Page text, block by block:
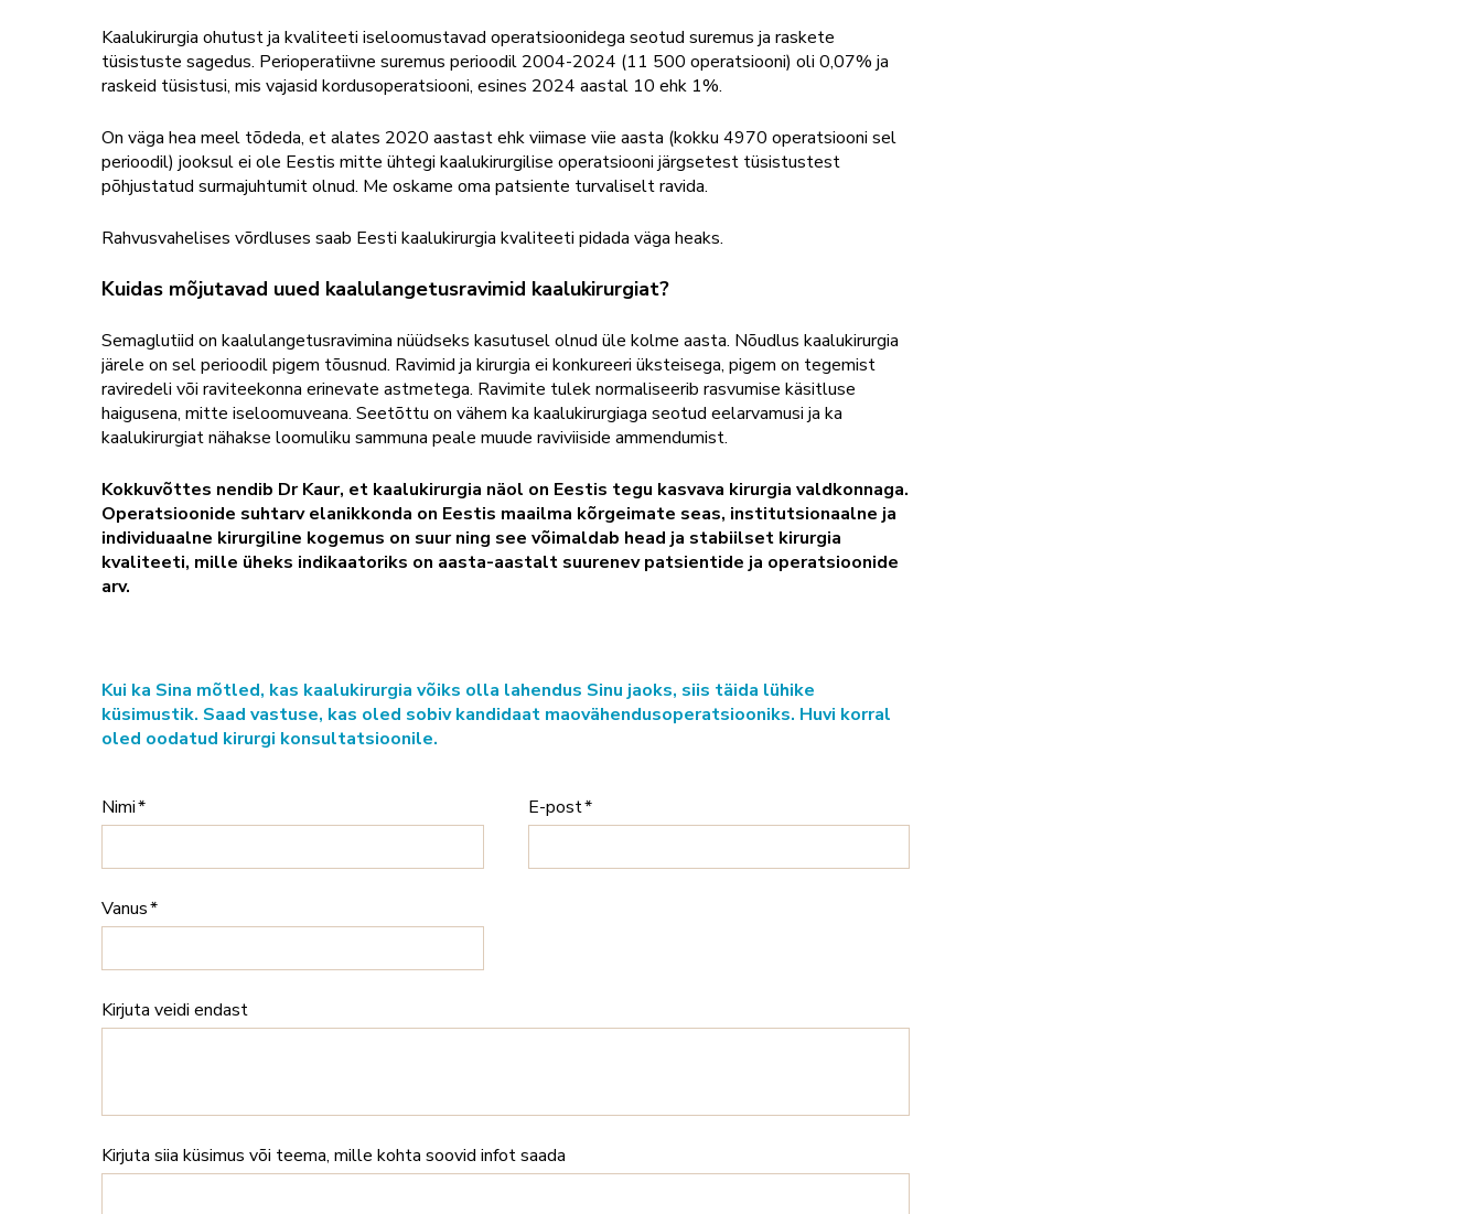
Kaalukirurgia ohutust ja kvaliteeti iseloomustavad operatsioonidega seotud suremus ja raskete
tüsistuste sagedus. Perioperatiivne suremus perioodil 2004-2024 (11 500 operatsiooni) oli 0,07% ja
raskeid tüsistusi, mis vajasid kordusoperatsiooni, esines 2024 aastal 10 ehk 1%.
On väga hea meel tõdeda, et alates 2020 aastast ehk viimase viie aasta (kokku 4970 operatsiooni sel
perioodil) jooksul ei ole Eestis mitte ühtegi kaalukirurgilise operatsiooni järgsetest tüsistustest
põhjustatud surmajuhtumit olnud. Me oskame oma patsiente turvaliselt ravida.
Rahvusvahelises võrdluses saab Eesti kaalukirurgia kvaliteeti pidada väga heaks.
Kuidas mõjutavad uued kaalulangetusravimid kaalukirurgiat?
Semaglutiid on kaalulangetusravimina nüüdseks kasutusel olnud üle kolme aasta. Nõudlus kaalukirurgia
järele on sel perioodil pigem tõusnud. Ravimid ja kirurgia ei konkureeri üksteisega, pigem on tegemist
raviredeli või raviteekonna erinevate astmetega. Ravimite tulek normaliseerib rasvumise käsitluse
haigusena, mitte iseloomuveana. Seetõttu on vähem ka kaalukirurgiaga seotud eelarvamusi ja ka
kaalukirurgiat nähakse loomuliku sammuna peale muude raviviiside ammendumist.
Kokkuvõttes nendib Dr Kaur, et kaalukirurgia näol on Eestis tegu kasvava kirurgia valdkonnaga.
Operatsioonide suhtarv elanikkonda on Eestis maailma kõrgeimate seas, institutsionaalne ja
individuaalne kirurgiline kogemus on suur ning see võimaldab head ja stabiilset kirurgia
kvaliteeti, mille üheks indikaatoriks on aasta-aastalt suurenev patsientide ja operatsioonide
arv.
Kui ka Sina mõtled, kas kaalukirurgia võiks olla lahendus Sinu jaoks, siis täida lühike
küsimustik. Saad vastuse, kas oled sobiv kandidaat maovähendusoperatsiooniks. Huvi korral
oled oodatud kirurgi konsultatsioonile.
Nimi E-post
Vanus
Kirjuta veidi endast
Kirjuta siia küsimus või teema, mille kohta soovid infot saada